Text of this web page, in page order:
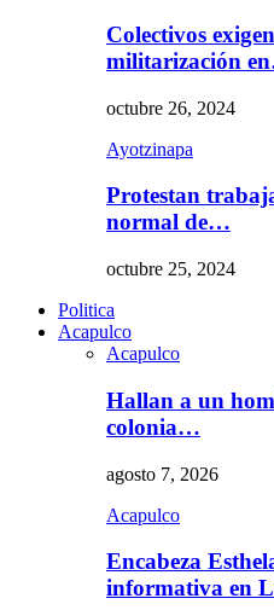
Colectivos
militarización
octubre 26, 2024
Ayotzinapa
Protestan
normal de…
octubre 25, 2024
Politica
Acapulco
Acapulco
Hallan a un
colonia…
agosto 7, 2026
Acapulco
Encabeza
informativa en